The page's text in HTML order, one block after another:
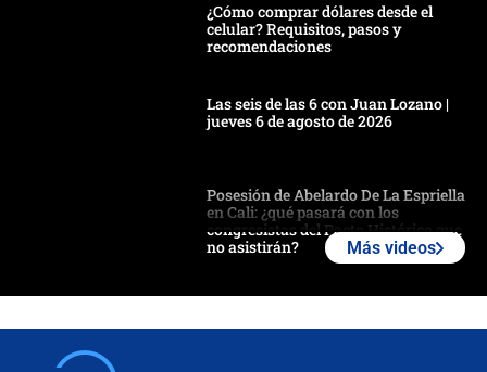
¿Cómo comprar dólares desde el
celular? Requisitos, pasos y
recomendaciones
Las seis de las 6 con Juan Lozano |
jueves 6 de agosto de 2026
Posesión de Abelardo De La Espriella
en Cali: ¿qué pasará con los
congresistas del Pacto Histórico que
no asistirán?
Más videos